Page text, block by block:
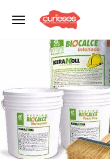
Toggle navigation